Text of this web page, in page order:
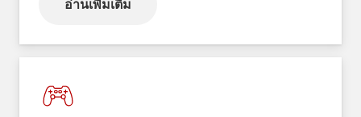
อ่านเพิ่มเติม